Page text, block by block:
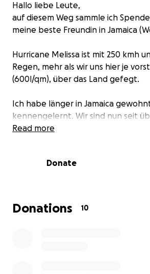
Hallo liebe Leute,
auf diesem Weg sammle ich
meine beste Freundin in Jamaica
Hurricane Melissa ist mit 250 kmh
Regen, mehr als wir uns hier je
(600l/qm), über das Land gefegt.
Ich habe länger in Jamaica
kennengelernt. Wir sind nun seit
befreundet.
an Wasser, Essen, Unterkunft.. den
Auf diesem Weg bitte ich alle, die
und möchten, mir zu helfen, sie und
Read more
Donate
Donations 10